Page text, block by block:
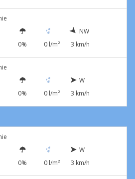
0% 0 l/m²
NW
3 km/h
0% 0 l/m²
W
3 km/h
0% 0 l/m²
W
3 km/h